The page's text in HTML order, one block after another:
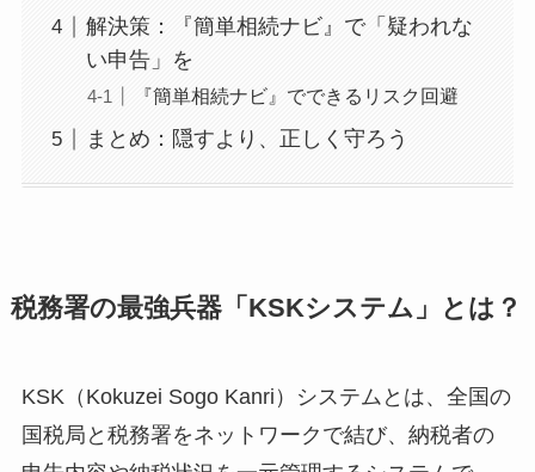
解決策：『簡単相続ナビ』で「疑われな
い申告」を
『簡単相続ナビ』でできるリスク回避
まとめ：隠すより、正しく守ろう
税務署の最強兵器「KSKシステム」とは？
KSK（Kokuzei Sogo Kanri）システムとは、全国の
国税局と税務署をネットワークで結び、納税者の